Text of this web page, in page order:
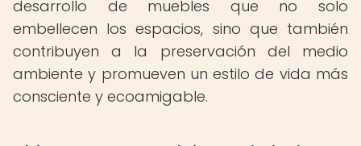
desarrollo de muebles que no solo
embellecen los espacios, sino que también
contribuyen a la preservación del medio
ambiente y promueven un estilo de vida más
consciente y ecoamigable.